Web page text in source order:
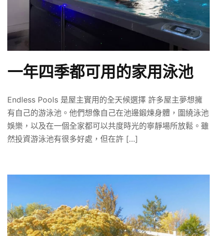
一年四季都可用的家用泳池
Endless Pools 是屋主實用的全天候選擇 許多屋主夢想擁
有自己的游泳池。他們想像自己在池邊鍛煉身體，圍繞泳池
娛樂，以及在一個全家都可以共度時光的寧靜場所放鬆。雖
然投資游泳池有很多好處，但在許 […]